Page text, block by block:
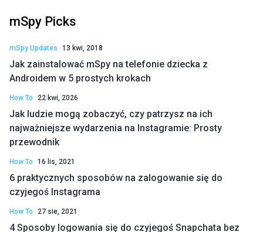
mSpy Picks
mSpy Updates 13 kwi, 2018
Jak zainstalować mSpy na telefonie dziecka z
Androidem w 5 prostych krokach
How To 22 kwi, 2026
Jak ludzie mogą zobaczyć, czy patrzysz na ich
najważniejsze wydarzenia na Instagramie: Prosty
przewodnik
How To 16 lis, 2021
6 praktycznych sposobów na zalogowanie się do
czyjegoś Instagrama
How To 27 sie, 2021
4 Sposoby logowania się do czyjegoś Snapchata bez